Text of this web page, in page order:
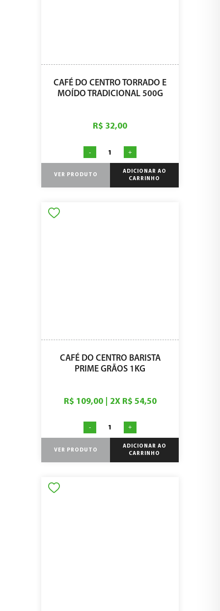
CAFÉ DO CENTRO TORRADO E
MOÍDO TRADICIONAL 500G
R$ 32,00
- +
VER PRODUTO
ADICIONAR AO
CARRINHO
CAFÉ DO CENTRO BARISTA
PRIME GRÃOS 1KG
R$ 109,00| 2X R$ 54,50
- +
VER PRODUTO
ADICIONAR AO
CARRINHO